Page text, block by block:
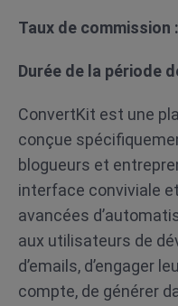
Taux de commission :
Durée de la période
ConvertKit est une
conçue
blogueurs et
interface conviviale
avancées
aux utilisateurs de
d’emails, d’engager
compte, de générer